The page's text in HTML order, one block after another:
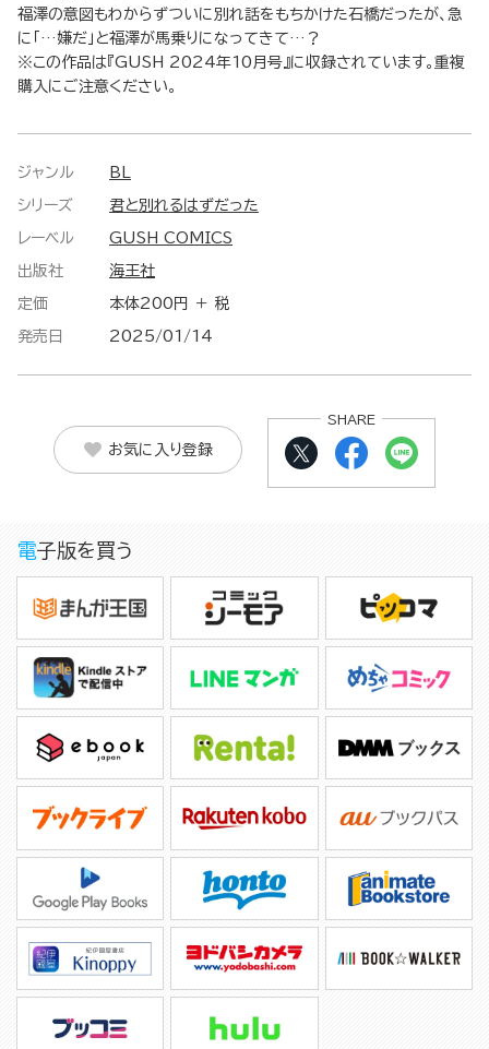
福澤の意図もわからずついに別れ話をもちかけた石橋だったが、急
に「…嫌だ」と福澤が馬乗りになってきて…？
※この作品は『GUSH 2024年10月号』に収録されています。重複
購入にご注意ください。
ジャンル BL
シリーズ 君と別れるはずだった
レーベル GUSH COMICS
出版社 海王社
定価 本体200円 ＋ 税
発売日 2025/01/14
お気に入り登録
SHARE
電子版を買う